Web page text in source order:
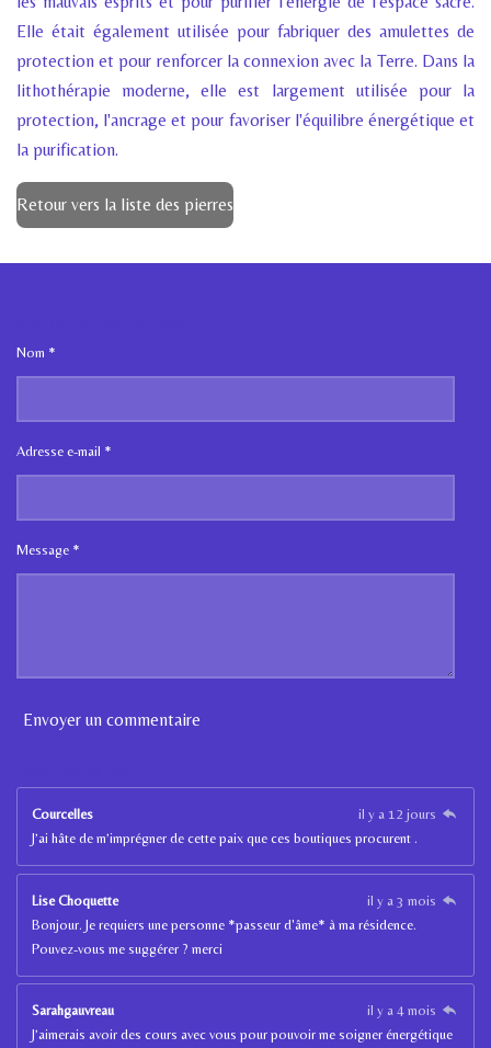
Elle était également utilisée pour fabriquer des amulettes de
protection et pour renforcer la connexion avec la Terre. Dans la
lithothérapie moderne, elle est largement utilisée pour la
protection, l'ancrage et pour favoriser l'équilibre énergétique et
la purification.
Retour vers la liste des pierres
Nom *
Adresse e-mail *
Message *
Envoyer un commentaire
Courcelles
il y a 12 jours
J’ai hâte de m’imprégner de cette paix que ces boutiques procurent .
Lise Choquette
il y a 3 mois
Bonjour. Je requiers une personne *passeur d'âme* à ma résidence.
Pouvez-vous me suggérer ? merci
Sarahgauvreau
il y a 4 mois
J’aimerais avoir des cours avec vous pour pouvoir me soigner énergétique